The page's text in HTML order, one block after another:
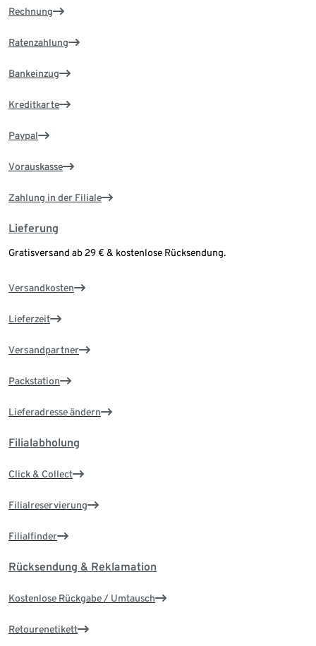
Rechnung
Ratenzahlung
Bankeinzug
Kreditkarte
Paypal
Vorauskasse
Zahlung in der Filiale
Lieferung
Gratisversand ab 29 € & kostenlose Rücksendung.
Versandkosten
Lieferzeit
Versandpartner
Packstation
Lieferadresse ändern
Filialabholung
Click & Collect
Filialreservierung
Filialfinder
Rücksendung & Reklamation
Kostenlose Rückgabe / Umtausch
Retourenetikett